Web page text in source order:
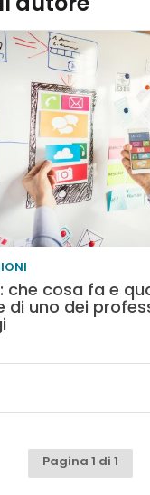
che cosa fa e
di uno dei
Pagina 1 di 1